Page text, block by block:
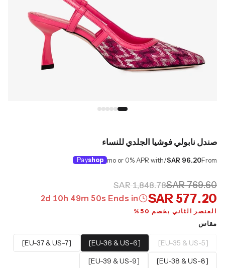
صندل نابولي فوشيا الجلدي للنساء
From
SAR 96.20
/mo or 0% APR with
shop
Pay
SAR 769.60
SAR 1,848.78
SAR 577.20
Ends in
2d 10h 49m 49s
العنصر الثاني بخصم 50%
مقاس
[EU-35 & US-5]
[EU-36 & US-6]
[EU-37 & US-7]
[EU-38 & US-8]
[EU-39 & US-9]